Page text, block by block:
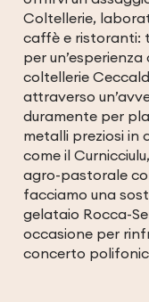
Coltellerie,
caffè e ristoranti:
per
coltellerie
attraverso
duramente per
metalli preziosi in
come il
agro-pastorale
facciamo una
gelataio Rocca-
occasione per
concerto